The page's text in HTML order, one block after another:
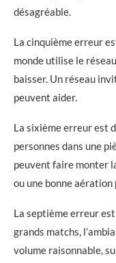
désagréable.
La cinquième erreur
monde utilise le
baisser. Un réseau
peuvent aider.
La sixième erreur est
personnes dans une
peuvent faire monter
ou une bonne
La septième erreur
grands matchs,
volume raisonnable,